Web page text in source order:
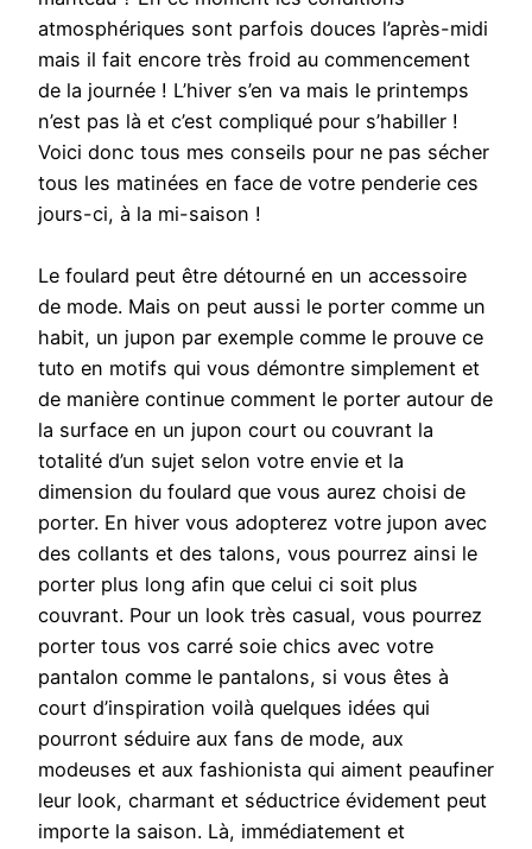
atmosphériques sont parfois douces l’après-midi
mais il fait encore très froid au commencement
de la journée ! L’hiver s’en va mais le printemps
n’est pas là et c’est compliqué pour s’habiller !
Voici donc tous mes conseils pour ne pas sécher
tous les matinées en face de votre penderie ces
jours-ci, à la mi-saison !
Le foulard peut être détourné en un accessoire
de mode. Mais on peut aussi le porter comme un
habit, un jupon par exemple comme le prouve ce
tuto en motifs qui vous démontre simplement et
de manière continue comment le porter autour de
la surface en un jupon court ou couvrant la
totalité d’un sujet selon votre envie et la
dimension du foulard que vous aurez choisi de
porter. En hiver vous adopterez votre jupon avec
des collants et des talons, vous pourrez ainsi le
porter plus long afin que celui ci soit plus
couvrant. Pour un look très casual, vous pourrez
porter tous vos carré soie chics avec votre
pantalon comme le pantalons, si vous êtes à
court d’inspiration voilà quelques idées qui
pourront séduire aux fans de mode, aux
modeuses et aux fashionista qui aiment peaufiner
leur look, charmant et séductrice évidement peut
importe la saison. Là, immédiatement et